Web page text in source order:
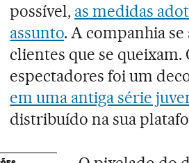
possível, as medidas
assunto. A companhia
clientes que se
espectadores foi um
em uma antiga série
distribuído na sua